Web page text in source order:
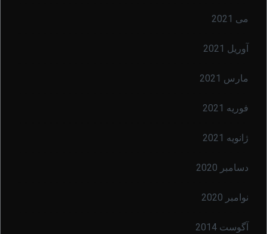
می 2021
آوریل 2021
مارس 2021
فوریه 2021
ژانویه 2021
دسامبر 2020
نوامبر 2020
آگوست 2014